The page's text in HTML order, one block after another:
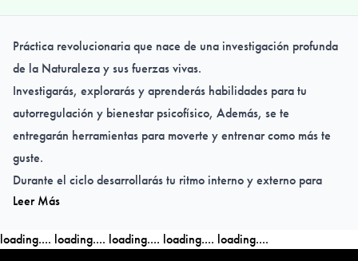
Práctica revolucionaria que nace de una investigación profunda
de la Naturaleza y sus fuerzas vivas.
Investigarás, explorarás y aprenderás habilidades para tu
autorregulación y bienestar psicofísico, Además, se te
entregarán herramientas para moverte y entrenar como más te
guste.
Durante el ciclo desarrollarás tu ritmo interno y externo para
aprender de tu propiocepción e intercepción; trabajaremos
el manejo de nuestra propia fascia.
Leer Más
loading.... loading.... loading.... loading.... loading....